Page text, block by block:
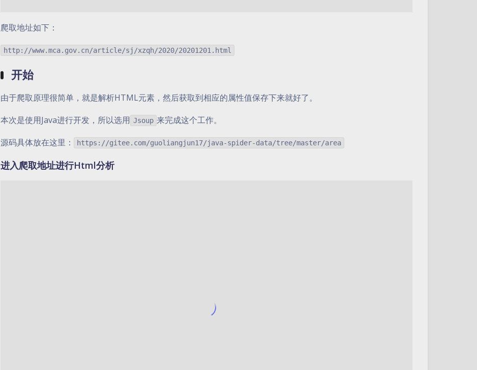
爬取地址如下：
http://www.mca.gov.cn/article/sj/xzqh/2020/20201201.html
开始
由于爬取原理很简单，就是解析HTML元素，然后获取到相应的属性值保存下来就好了。
本次是使用Java进行开发，所以选用 Jsoup 来完成这个工作。
源码具体放在这里：
https://gitee.com/guoliangjun17/java-spider-data/tree/master/area
进入爬取地址进行Html分析